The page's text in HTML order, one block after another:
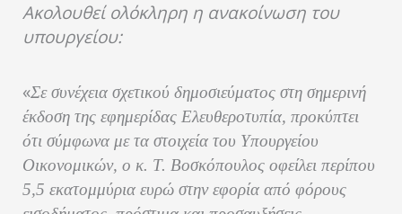
Ακολουθεί ολόκληρη η ανακοίνωση του
υπουργείου:
«Σε συνέχεια σχετικού δημοσιεύματος στη σημερινή
έκδοση της εφημερίδας Ελευθεροτυπία, προκύπτει
ότι σύμφωνα με τα στοιχεία του Υπουργείου
Οικονομικών, ο κ. Τ. Βοσκόπουλος οφείλει περίπου
5,5 εκατομμύρια ευρώ στην εφορία από φόρους